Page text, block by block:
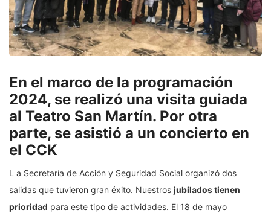
En el marco de la programación
2024, se realizó una visita guiada
al Teatro San Martín. Por otra
parte, se asistió a un concierto en
el CCK
L a Secretaría de Acción y Seguridad Social organizó dos
salidas que tuvieron gran éxito. Nuestros jubilados tienen
prioridad para este tipo de actividades. El 18 de mayo